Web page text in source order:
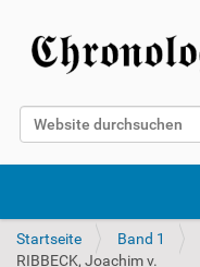
Website durchsuchen
Startseite Band 1
RIBBECK, Joachim v.